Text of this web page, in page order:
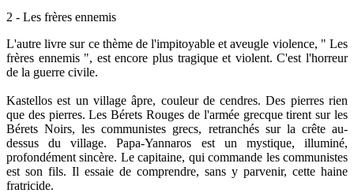
2 - Les frères ennemis
L'autre livre sur ce thème de l'impitoyable et aveugle violence, " Les
frères ennemis ", est encore plus tragique et violent. C'est l'horreur
de la guerre civile.
Kastellos est un village âpre, couleur de cendres. Des pierres rien
que des pierres. Les Bérets Rouges de l'armée grecque tirent sur les
Bérets Noirs, les communistes grecs, retranchés sur la crête au-
dessus du village. Papa-Yannaros est un mystique, illuminé,
profondément sincère. Le capitaine, qui commande les communistes
est son fils. Il essaie de comprendre, sans y parvenir, cette haine
fratricide.